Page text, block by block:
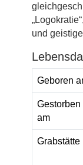
und
Geboren
Gestorben
am
Grabstätte